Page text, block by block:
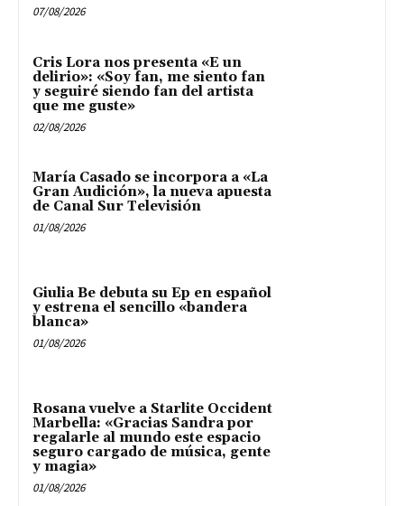
07/08/2026
Cris Lora nos presenta «E un
delirio»: «Soy fan, me siento fan
y seguiré siendo fan del artista
que me guste»
02/08/2026
María Casado se incorpora a «La
Gran Audición», la nueva apuesta
de Canal Sur Televisión
01/08/2026
Giulia Be debuta su Ep en español
y estrena el sencillo «bandera
blanca»
01/08/2026
Rosana vuelve a Starlite Occident
Marbella: «Gracias Sandra por
regalarle al mundo este espacio
seguro cargado de música, gente
y magia»
01/08/2026